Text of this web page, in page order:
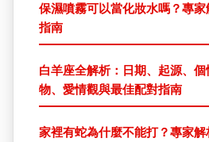
保濕噴霧可以當化妝水嗎？專
指南
白羊座全解析：日期、起源、
物、愛情觀與最佳配對指南
家裡有蛇為什麼不能打？專家